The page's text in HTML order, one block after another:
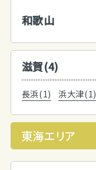
和歌山
滋賀(4)
長浜(1) 浜大津(1)
東海エリア